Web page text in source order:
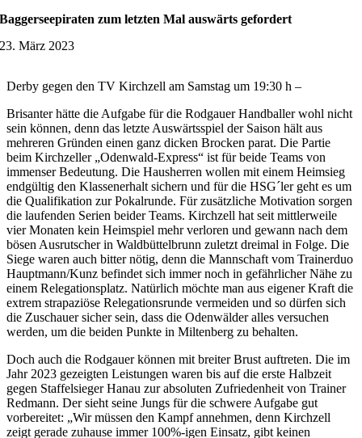
Baggerseepiraten zum letzten Mal auswärts gefordert
23. März 2023
Derby gegen den TV Kirchzell am Samstag um 19:30 h –
Brisanter hätte die Aufgabe für die Rodgauer Handballer wohl nicht
sein können, denn das letzte Auswärtsspiel der Saison hält aus
mehreren Gründen einen ganz dicken Brocken parat. Die Partie
beim Kirchzeller „Odenwald-Express“ ist für beide Teams von
immenser Bedeutung. Die Hausherren wollen mit einem Heimsieg
endgültig den Klassenerhalt sichern und für die HSG´ler geht es um
die Qualifikation zur Pokalrunde. Für zusätzliche Motivation sorgen
die laufenden Serien beider Teams. Kirchzell hat seit mittlerweile
vier Monaten kein Heimspiel mehr verloren und gewann nach dem
bösen Ausrutscher in Waldbüttelbrunn zuletzt dreimal in Folge. Die
Siege waren auch bitter nötig, denn die Mannschaft vom Trainerduo
Hauptmann/Kunz befindet sich immer noch in gefährlicher Nähe zu
einem Relegationsplatz. Natürlich möchte man aus eigener Kraft die
extrem strapaziöse Relegationsrunde vermeiden und so dürfen sich
die Zuschauer sicher sein, dass die Odenwälder alles versuchen
werden, um die beiden Punkte in Miltenberg zu behalten.
Doch auch die Rodgauer können mit breiter Brust auftreten. Die im
Jahr 2023 gezeigten Leistungen waren bis auf die erste Halbzeit
gegen Staffelsieger Hanau zur absoluten Zufriedenheit von Trainer
Redmann. Der sieht seine Jungs für die schwere Aufgabe gut
vorbereitet: „Wir müssen den Kampf annehmen, denn Kirchzell
zeigt gerade zuhause immer 100%-igen Einsatz, gibt keinen